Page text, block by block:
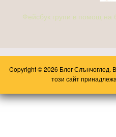
Фейсбук групи в помощ на
Copyright © 2026 Блог Слънчоглед.
този сайт